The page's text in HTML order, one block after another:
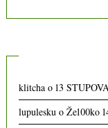
klitcha o13
lupulesku oŽe100ko